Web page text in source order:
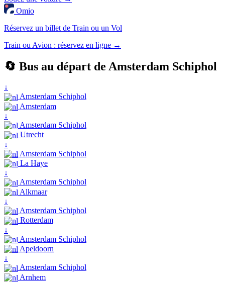
Omio
Réservez un billet de Train ou un Vol
Train ou Avion : réservez en ligne →
🔄 Bus au départ de Amsterdam Schiphol
↓
Amsterdam Schiphol
Amsterdam
↓
Amsterdam Schiphol
Utrecht
↓
Amsterdam Schiphol
La Haye
↓
Amsterdam Schiphol
Alkmaar
↓
Amsterdam Schiphol
Rotterdam
↓
Amsterdam Schiphol
Apeldoorn
↓
Amsterdam Schiphol
Arnhem